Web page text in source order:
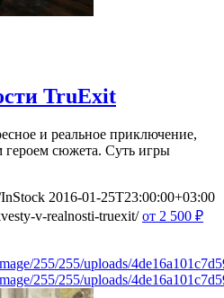
TruExit
и реальное приключение,
героем сюжета. Суть игры
2016-01-25T23:00:00+03:00
v-realnosti-truexit/ от 2 500 ₽
255/255/uploads/
255/255/uploads/